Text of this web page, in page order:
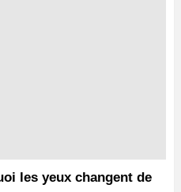
les yeux changent de